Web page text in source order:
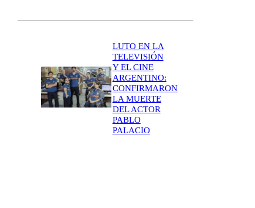
LUTO EN LA
TELEVISIÓN
Y EL CINE
ARGENTINO:
CONFIRMARON
LA MUERTE
DEL ACTOR
PABLO
PALACIO